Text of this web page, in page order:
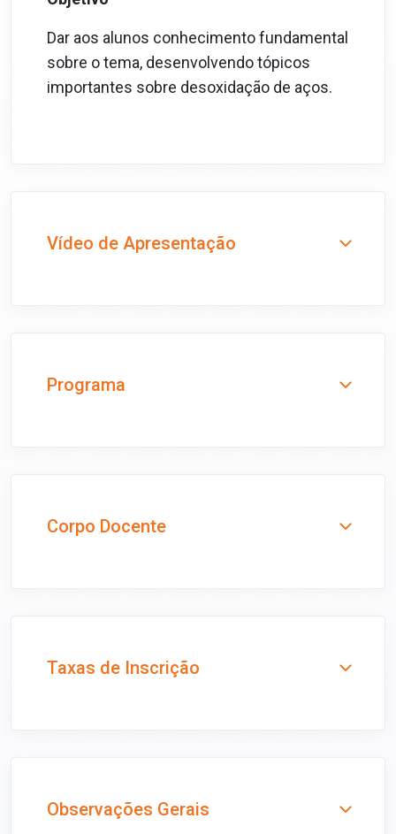
Dar aos alunos conhecimento fundamental
sobre o tema, desenvolvendo tópicos
importantes sobre desoxidação de aços.
Vídeo de Apresentação
Programa
Corpo Docente
Taxas de Inscrição
Observações Gerais